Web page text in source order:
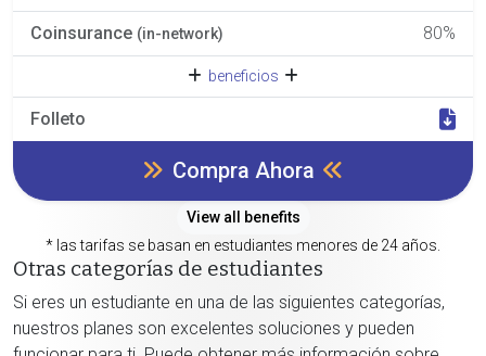
Coinsurance (in-network) 80%
beneficios
Folleto
Compra Ahora
View all benefits
* las tarifas se basan en estudiantes menores de 24 años.
Otras categorías de estudiantes
Si eres un estudiante en una de las siguientes categorías,
nuestros planes son excelentes soluciones y pueden